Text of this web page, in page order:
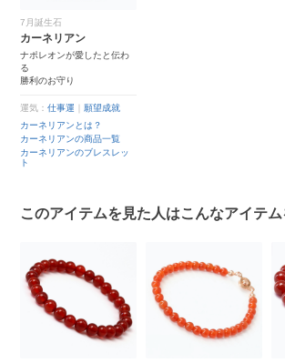
7月誕生石
カーネリアン
ナポレオンが愛したと伝わ
る
勝利のお守り
運気：仕事運
願望成就
カーネリアンとは？
カーネリアンの商品一覧
カーネリアンのブレスレッ
ト
このアイテムを見た人はこんなアイテ